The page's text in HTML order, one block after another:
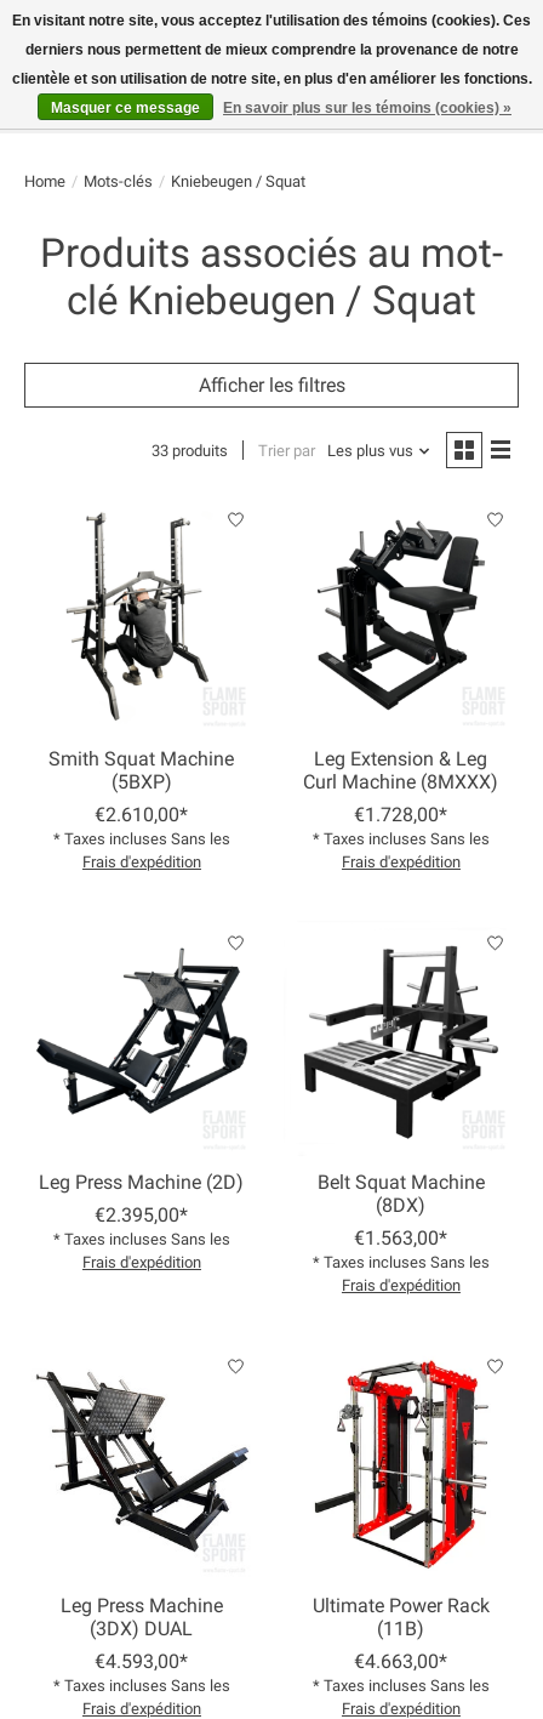
E-MAIL:info@flame-sport.deTEL.: +49 1525 9705 011
Liste de souhaits
Panier
Home / Mots-clés / Kniebeugen / Squat
Produits associés au mot-
clé Kniebeugen / Squat
Afficher les filtres
33 produits Trier par Les plus vus
Smith Squat Machine
(5BXP)
€2.610,00*
* Taxes incluses Sans les
Frais d'expédition
Leg Extension & Leg
Curl Machine (8MXXX)
€1.728,00*
* Taxes incluses Sans les
Frais d'expédition
Leg Press Machine (2D)
€2.395,00*
* Taxes incluses Sans les
Frais d'expédition
Belt Squat Machine
(8DX)
€1.563,00*
* Taxes incluses Sans les
Frais d'expédition
Leg Press Machine
(3DX) DUAL
€4.593,00*
* Taxes incluses Sans les
Frais d'expédition
Ultimate Power Rack
(11B)
€4.663,00*
* Taxes incluses Sans les
Frais d'expédition
En visitant notre site, vous acceptez l'utilisation des témoins (cookies). Ces
derniers nous permettent de mieux comprendre la provenance de notre
clientèle et son utilisation de notre site, en plus d'en améliorer les fonctions.
Masquer ce message
En savoir plus sur les témoins (cookies) »